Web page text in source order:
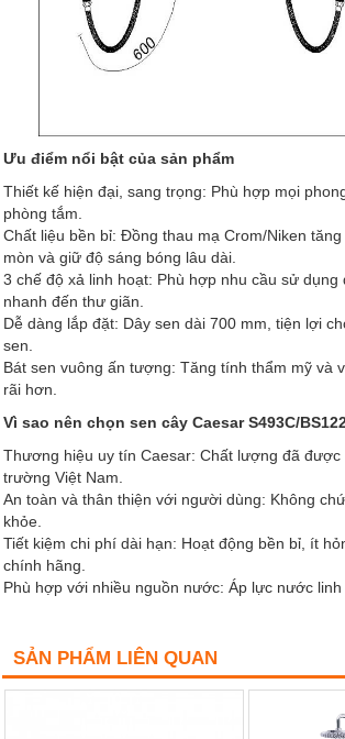
Ưu điểm nổi bật của sản phẩm
Thiết kế hiện đại, sang trọng: Phù hợp mọi
phòng tắm.
Chất liệu bền bỉ: Đồng thau mạ Crom/Niken
mòn và giữ độ sáng bóng lâu dài.
3 chế độ xả linh hoạt: Phù hợp nhu cầu sử dụng
nhanh đến thư giãn.
Dễ dàng lắp đặt: Dây sen dài 700 mm, tiện lợi
sen.
Bát sen vuông ấn tượng: Tăng tính thẩm mỹ và
rãi hơn.
Vì sao nên chọn sen cây Caesar S493C/
Thương hiệu uy tín Caesar: Chất lượng đã được
trường Việt Nam.
An toàn và thân thiện với người dùng: Không
khỏe.
Tiết kiệm chi phí dài hạn: Hoạt động bền bỉ, ít
chính hãng.
Phù hợp với nhiều nguồn nước: Áp lực nước linh
SẢN PHẨM LIÊN QUAN